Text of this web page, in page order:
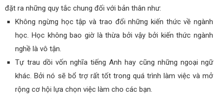
đặt ra những quy tắc chung đối với bản thân như:
Không ngừng học tập và trao đổi những kiến thức về ngành
học. Học không bao giờ là thừa bởi vậy bởi kiến thức ngành
nghề là vô tận.
Tự trau dồi vốn nghĩa tiếng Anh hay cũng những ngoại ngữ
khác. Bởi nó sẽ bổ trợ rất tốt trong quá trình làm việc và mở
rộng cơ hội lựa chọn việc làm cho các bạn.